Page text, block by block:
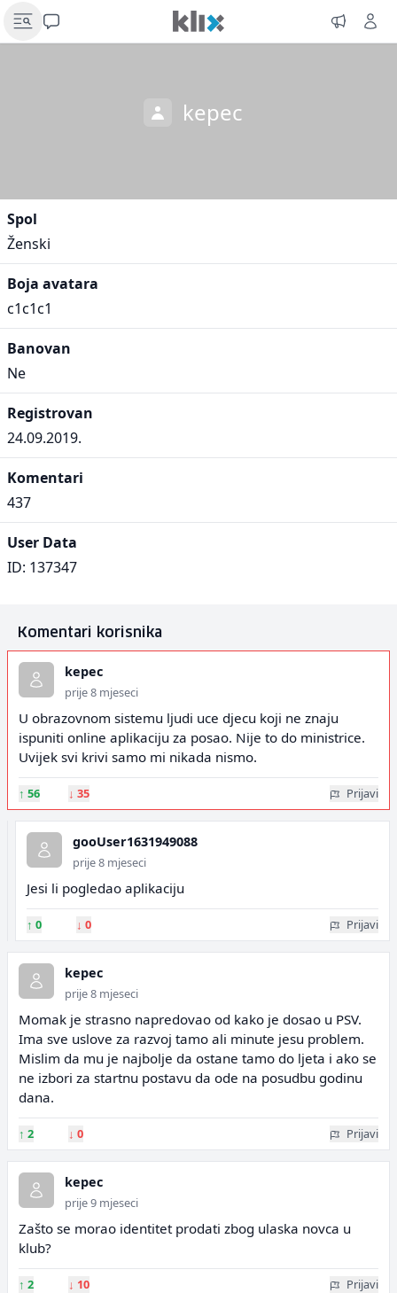
kepec
Spol
Ženski
Boja avatara
c1c1c1
Banovan
Ne
Registrovan
24.09.2019.
Komentari
437
User Data
ID: 137347
Komentari korisnika
kepec
prije 8 mjeseci
U obrazovnom sistemu ljudi uce djecu koji ne znaju
ispuniti online aplikaciju za posao. Nije to do ministrice.
Uvijek svi krivi samo mi nikada nismo.
↑ 56 ↓ 35 Prijavi
gooUser1631949088
prije 8 mjeseci
Jesi li pogledao aplikaciju
↑ 0 ↓ 0 Prijavi
kepec
prije 8 mjeseci
Momak je strasno napredovao od kako je dosao u PSV.
Ima sve uslove za razvoj tamo ali minute jesu problem.
Mislim da mu je najbolje da ostane tamo do ljeta i ako se
ne izbori za startnu postavu da ode na posudbu godinu
dana.
↑ 2 ↓ 0 Prijavi
kepec
prije 9 mjeseci
Zašto se morao identitet prodati zbog ulaska novca u
klub?
↑ 2 ↓ 10 Prijavi